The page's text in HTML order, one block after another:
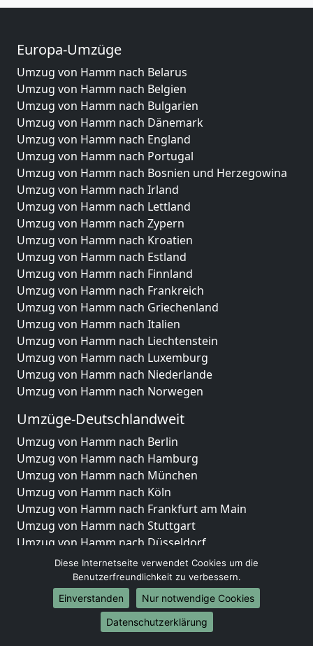
Europa-Umzüge
Umzug von Hamm nach Belarus
Umzug von Hamm nach Belgien
Umzug von Hamm nach Bulgarien
Umzug von Hamm nach Dänemark
Umzug von Hamm nach England
Umzug von Hamm nach Portugal
Umzug von Hamm nach Bosnien und Herzegowina
Umzug von Hamm nach Irland
Umzug von Hamm nach Lettland
Umzug von Hamm nach Zypern
Umzug von Hamm nach Kroatien
Umzug von Hamm nach Estland
Umzug von Hamm nach Finnland
Umzug von Hamm nach Frankreich
Umzug von Hamm nach Griechenland
Umzug von Hamm nach Italien
Umzug von Hamm nach Liechtenstein
Umzug von Hamm nach Luxemburg
Umzug von Hamm nach Niederlande
Umzug von Hamm nach Norwegen
Umzüge-Deutschlandweit
Umzug von Hamm nach Berlin
Umzug von Hamm nach Hamburg
Umzug von Hamm nach München
Umzug von Hamm nach Köln
Umzug von Hamm nach Frankfurt am Main
Umzug von Hamm nach Stuttgart
Umzug von Hamm nach Düsseldorf
Umzug von Hamm nach Leipzig
Umzug von Hamm nach Dortmund
Umzug von Hamm nach Essen
Umzug von Hamm nach Bremen
Umzug von Hamm nach Dresden
Diese Internetseite verwendet Cookies um die
Benutzerfreundlichkeit zu verbessern.
Einverstanden
Nur notwendige Cookies
Datenschutzerklärung